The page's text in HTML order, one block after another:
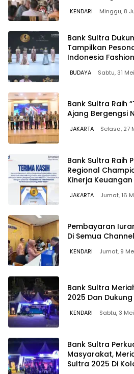
KENDARI Minggu, 8
Bank Sultra
Tampilkan
Indonesia
BUDAYA Sabtu, 31
Bank Sultra Raih
Ajang Bergengsi
JAKARTA Selasa, 27
Bank Sultra Raih
Regional
Kinerja
JAKARTA Jumat, 16
Pembayaran
Di Semua
KENDARI Jumat, 9
Bank Sultra
2025 Dan
KENDARI Sabtu, 3
Bank Sultra
Masyarakat,
Sultra 2025 Di